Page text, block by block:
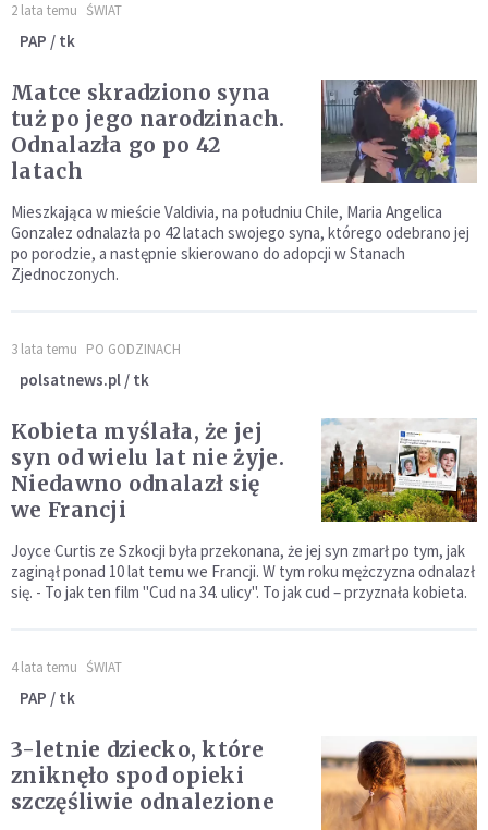
2 lata temu ŚWIAT
PAP / tk
Matce skradziono syna
tuż po jego narodzinach.
Odnalazła go po 42
latach
Mieszkająca w mieście Valdivia, na południu Chile, Maria Angelica
Gonzalez odnalazła po 42 latach swojego syna, którego odebrano jej
po porodzie, a następnie skierowano do adopcji w Stanach
Zjednoczonych.
3 lata temu PO GODZINACH
polsatnews.pl / tk
Kobieta myślała, że jej
syn od wielu lat nie żyje.
Niedawno odnalazł się
we Francji
Joyce Curtis ze Szkocji była przekonana, że jej syn zmarł po tym, jak
zaginął ponad 10 lat temu we Francji. W tym roku mężczyzna odnalazł
się. - To jak ten film "Cud na 34. ulicy". To jak cud – przyznała kobieta.
4 lata temu ŚWIAT
PAP / tk
3-letnie dziecko, które
zniknęło spod opieki
szczęśliwie odnalezione